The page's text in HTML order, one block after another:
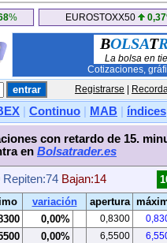
% EUROSTOXX50 0,37
BOLSAT
La bolsa en
Cotizaciones,
Registrarse
Continuo MAB índices
con retardo de 15.
en Bolsatrader.es
Repiten:74 Bajan:14
variación apertura
0,00% 0,8300
0,00% 6,5500